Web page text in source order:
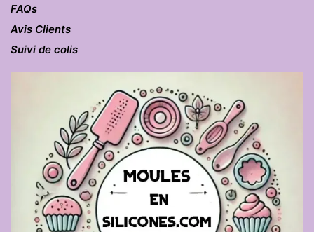
FAQs
Avis Clients
Suivi de colis